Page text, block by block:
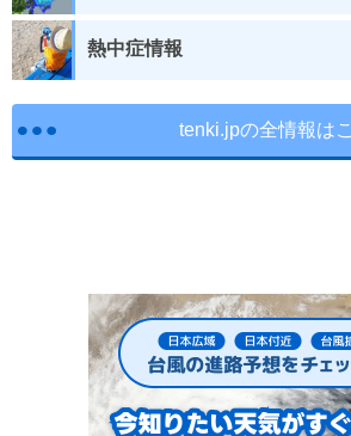
熱中症情報
tenki.jpの全情報は